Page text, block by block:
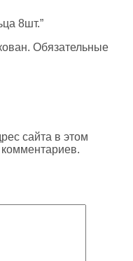
8шт.”
Обязательные
сайта в этом